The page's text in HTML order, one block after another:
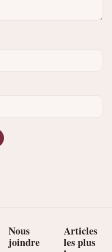
Nous
joindre
Articles
les plus